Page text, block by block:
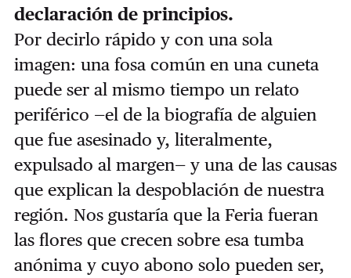
declaración de principios.
Por decirlo rápido y con una sola
imagen: una fosa común en una cuneta
puede ser al mismo tiempo un relato
periférico —el de la biografía de alguien
que fue asesinado y, literalmente,
expulsado al margen— y una de las causas
que explican la despoblación de nuestra
región. Nos gustaría que la Feria fueran
las flores que crecen sobre esa tumba
anónima y cuyo abono solo pueden ser,